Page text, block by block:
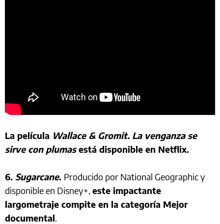
La película Wallace & Gromit. La venganza se
sirve con plumasestá disponible en Netflix.
6. Sugarcane. Producido por National Geographic y
disponible en Disney+, este impactante
largometraje compite en la categoría Mejor
documental.